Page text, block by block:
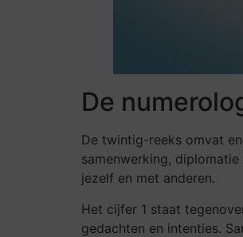
De
De twintig-reeks omvat
samenwerking,
jezelf en met anderen.
Het cijfer 1 staat
gedachten en intenties.